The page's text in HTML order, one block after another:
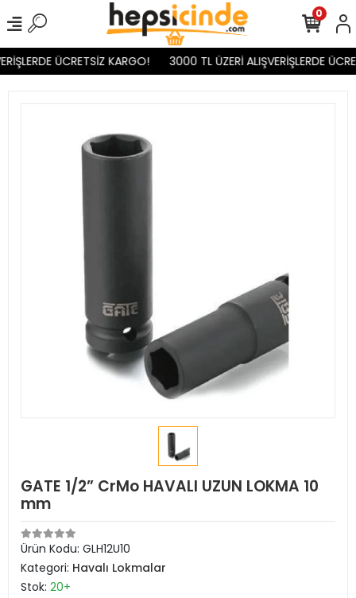
ÜCRETSİZ KARGO! 3000 TL ÜZERİ ALIŞVERİŞLERDE
0
GATE 1/2” CrMo HAVALI UZUN LOKMA 10
mm
Ürün Kodu: GLH12U10
Kategori: Havalı Lokmalar
Stok: 20+